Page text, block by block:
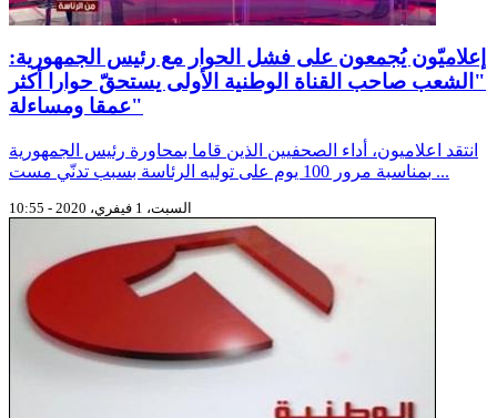
إعلاميّون يُجمعون على فشل الحوار مع رئيس الجمهورية:
"الشعب صاحب القناة الوطنية الأولى يستحقّ حوارا أكثر
عمقا ومساءلة"
انتقد اعلاميون، أداء الصحفيين الذين قاما بمحاورة رئيس الجمهورية
بمناسبة مرور 100 يوم على توليه الرئاسة بسبب تدنّي مست ...
السبت، 1 فيفري، 2020 - 10:55